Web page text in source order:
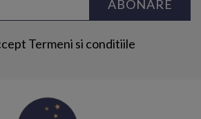
ABONARE
Termeni si conditiile